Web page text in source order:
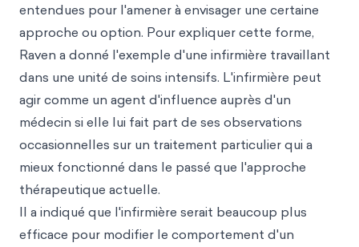
entendues pour l'amener à envisager une certaine
approche ou option. Pour expliquer cette forme,
Raven a donné l'exemple d'une infirmière travaillant
dans une unité de soins intensifs. L'infirmière peut
agir comme un agent d'influence auprès d'un
médecin si elle lui fait part de ses observations
occasionnelles sur un traitement particulier qui a
mieux fonctionné dans le passé que l'approche
thérapeutique actuelle.
Il a indiqué que l'infirmière serait beaucoup plus
efficace pour modifier le comportement d'un